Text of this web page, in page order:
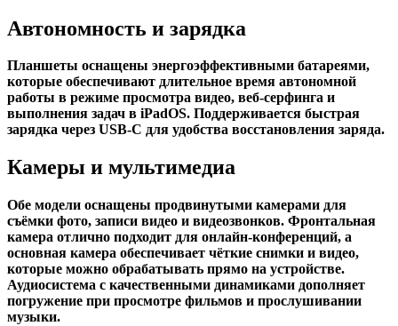
Автономность и зарядка
Планшеты оснащены энергоэффективными батареями,
которые обеспечивают длительное время автономной
работы в режиме просмотра видео, веб-серфинга и
выполнения задач в iPadOS. Поддерживается быстрая
зарядка через USB-C для удобства восстановления заряда.
Камеры и мультимедиа
Обе модели оснащены продвинутыми камерами для
съёмки фото, записи видео и видеозвонков. Фронтальная
камера отлично подходит для онлайн-конференций, а
основная камера обеспечивает чёткие снимки и видео,
которые можно обрабатывать прямо на устройстве.
Аудиосистема с качественными динамиками дополняет
погружение при просмотре фильмов и прослушивании
музыки.